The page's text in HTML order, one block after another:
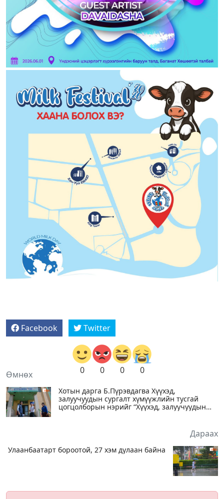
Facebook Twitter
0 0 0 0
Өмнөх
Хотын дарга Б.Пүрэвдагва Хүүхэд,
залуучуудын сургалт хүмүүжлийн тусгай
цогцолборын нэрийг “Хүүхэд, залуучуудын
Дараах
Улаанбаатарт бороотой, 27 хэм дулаан байна